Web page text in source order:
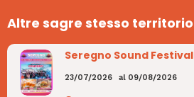
Altre sagre stesso territorio
Seregno Sound Festival
23/07/2026 al 09/08/2026